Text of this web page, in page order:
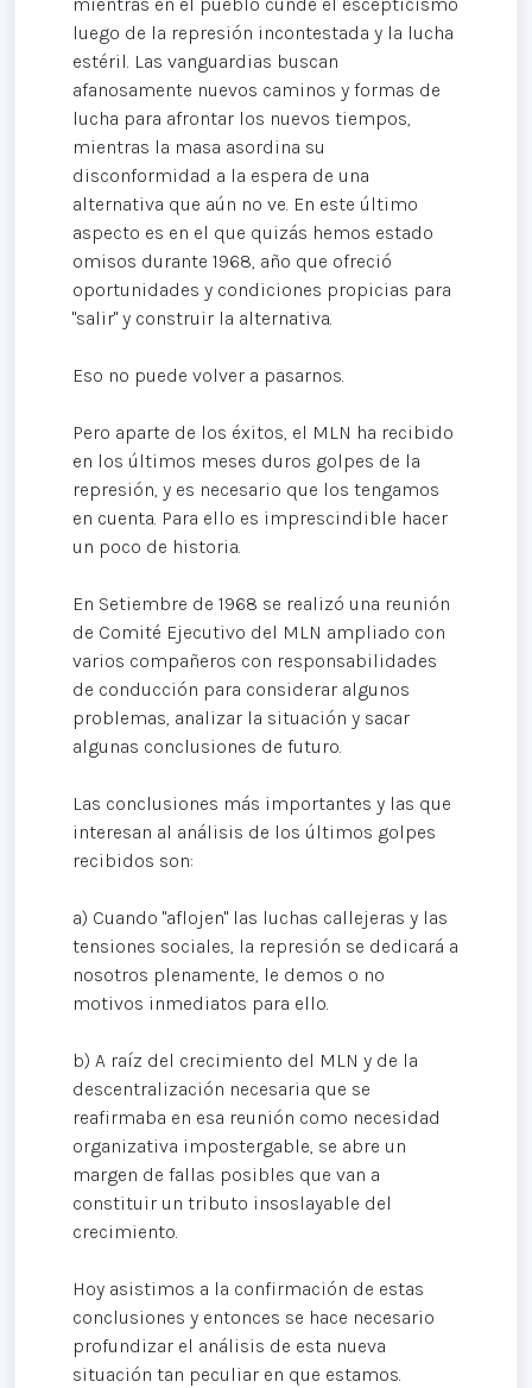
mientras en el pueblo cunde el escepticismo
luego de la represión incontestada y la lucha
estéril. Las vanguardias buscan
afanosamente nuevos caminos y formas de
lucha para afrontar los nuevos tiempos,
mientras la masa asordina su
disconformidad a la espera de una
alternativa que aún no ve. En este último
aspecto es en el que quizás hemos estado
omisos durante 1968, año que ofreció
oportunidades y condiciones propicias para
"salir" y construir la alternativa.
Eso no puede volver a pasarnos.
Pero aparte de los éxitos, el MLN ha recibido
en los últimos meses duros golpes de la
represión, y es necesario que los tengamos
en cuenta. Para ello es imprescindible hacer
un poco de historia.
En Setiembre de 1968 se realizó una reunión
de Comité Ejecutivo del MLN ampliado con
varios compañeros con responsabilidades
de conducción para considerar algunos
problemas, analizar la situación y sacar
algunas conclusiones de futuro.
Las conclusiones más importantes y las que
interesan al análisis de los últimos golpes
recibidos son:
a) Cuando "aflojen" las luchas callejeras y las
tensiones sociales, la represión se dedicará a
nosotros plenamente, le demos o no
motivos inmediatos para ello.
b) A raíz del crecimiento del MLN y de la
descentralización necesaria que se
reafirmaba en esa reunión como necesidad
organizativa impostergable, se abre un
margen de fallas posibles que van a
constituir un tributo insoslayable del
crecimiento.
Hoy asistimos a la confirmación de estas
conclusiones y entonces se hace necesario
profundizar el análisis de esta nueva
situación tan peculiar en que estamos.